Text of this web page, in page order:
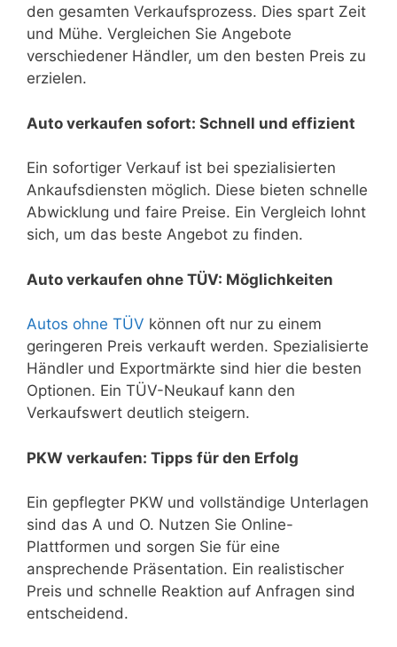
den gesamten Verkaufsprozess. Dies spart Zeit
und Mühe. Vergleichen Sie Angebote
verschiedener Händler, um den besten Preis zu
erzielen.
Auto verkaufen sofort: Schnell und effizient
Ein sofortiger Verkauf ist bei spezialisierten
Ankaufsdiensten möglich. Diese bieten schnelle
Abwicklung und faire Preise. Ein Vergleich lohnt
sich, um das beste Angebot zu finden.
Auto verkaufen ohne TÜV: Möglichkeiten
Autos ohne TÜV können oft nur zu einem
geringeren Preis verkauft werden. Spezialisierte
Händler und Exportmärkte sind hier die besten
Optionen. Ein TÜV-Neukauf kann den
Verkaufswert deutlich steigern.
PKW verkaufen: Tipps für den Erfolg
Ein gepflegter PKW und vollständige Unterlagen
sind das A und O. Nutzen Sie Online-
Plattformen und sorgen Sie für eine
ansprechende Präsentation. Ein realistischer
Preis und schnelle Reaktion auf Anfragen sind
entscheidend.